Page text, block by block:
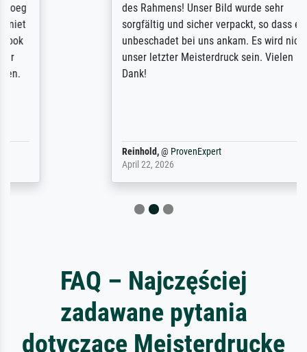
des Rahmens! Unser Bild wurde sehr
sorgfältig und sicher verpackt, so dass es
unbeschadet bei uns ankam. Es wird nicht
unser letzter Meisterdruck sein. Vielen
ProvenExpert
FAQ – Najczęściej
zadawane pytania
dotyczące Meisterdrucke